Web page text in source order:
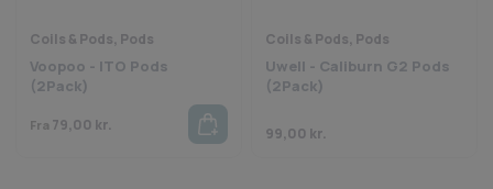
Coils & Pods, Pods
Voopoo - ITO Pods
(2Pack)
Fra 79,00 kr.
Coils & Pods, Pods
Uwell - Caliburn G2 Pods
(2Pack)
99,00 kr.